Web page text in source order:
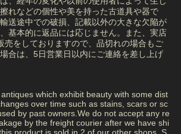
れなどの個性や美を持った古道具や器で
送途中での破損、記載以外の大きな欠陥が
基本的に返品には応じません。また、実店
売をしておりますので、品切れの場合もご
合は、5日営業日以内にご連絡を差し上げ
which exhibit beauty with some dist
over time such as stains, scars or sc
by past owners.We do not accept any re
by the freight courier after we have shi
product is sold in 2 of our other shops. S